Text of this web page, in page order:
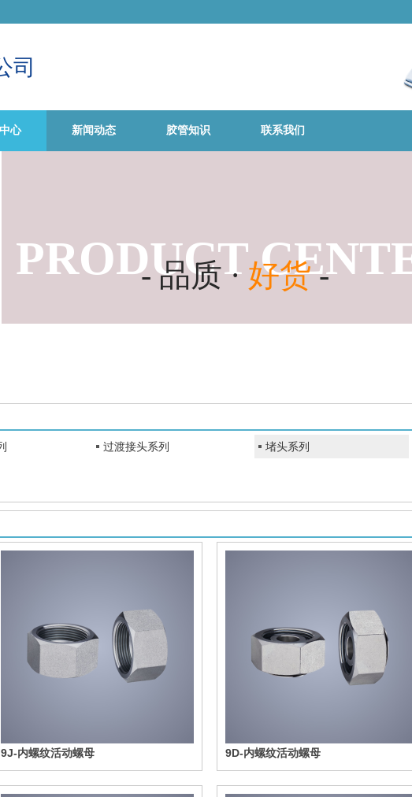
司
心 新闻动态 胶管知识 联系我们
PRODUCT
- 品质 · 好货 -
过渡接头系列 堵头系列
9J-内螺纹活动螺母 9D-内螺纹活动螺母